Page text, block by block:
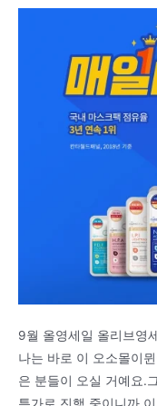
9월 올영세일 올리브영
나는 바로 이 오소몰이
은 분들이 오실 거예요.
특가로 진행 중이니까